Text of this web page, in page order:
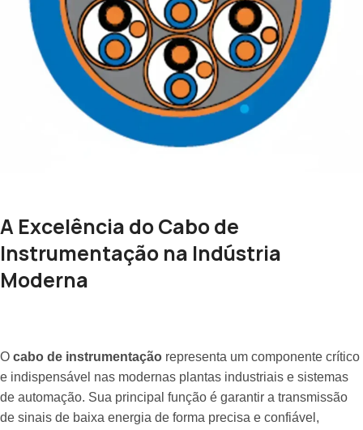
A Excelência do Cabo de
Instrumentação na Indústria
Moderna
O cabo de instrumentação representa um componente crítico
e indispensável nas modernas plantas industriais e sistemas
de automação. Sua principal função é garantir a transmissão
de sinais de baixa energia de forma precisa e confiável,